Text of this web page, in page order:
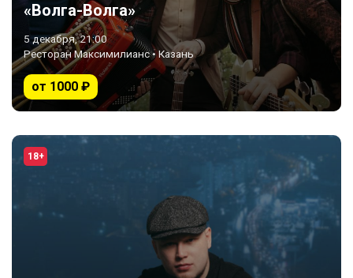
«Волга-Волга»
5 декабря, 21:00
Ресторан Максимилианс • Казань
от 1000 ₽
18+